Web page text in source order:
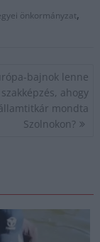
önkormányzat,
bajnok lenne
ahogy
mondta
Szolnokon?